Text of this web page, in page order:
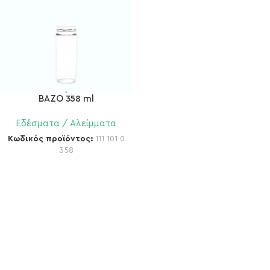
ΒΑΖΟ 358 ml
Εδέσματα / Αλείμματα
Κωδικός προϊόντος: 111 101 0
358